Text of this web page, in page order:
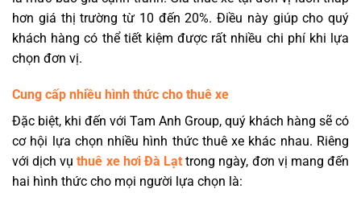
hơn giá thị trường từ 10 đến 20%. Điều này giúp cho quý
khách hàng có thể tiết kiệm được rất nhiều chi phí khi lựa
chọn đơn vị.
Cung cấp nhiều hình thức cho thuê xe
Đặc biệt, khi đến với Tam Anh Group, quý khách hàng sẽ có
cơ hội lựa chọn nhiều hình thức thuê xe khác nhau. Riêng
với dịch vụthuê xe hơi Đà Lạt trong ngày, đơn vị mang đến
hai hình thức cho mọi người lựa chọn là: